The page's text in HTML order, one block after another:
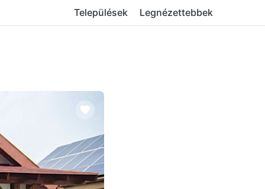
Települések Legnézettebbek